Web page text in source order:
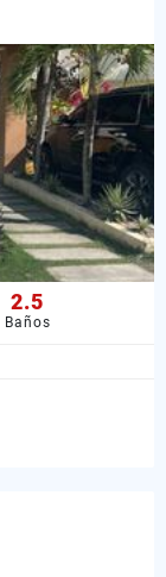
2.5
Baños